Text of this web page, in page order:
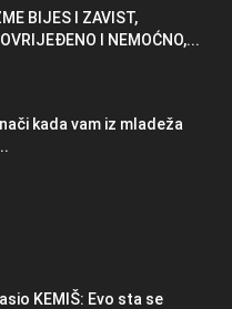
BIJES I ZAVIST,
I NEMOĆNO,...
kada vam iz mladeža
KEMlŠ: Evo sta se